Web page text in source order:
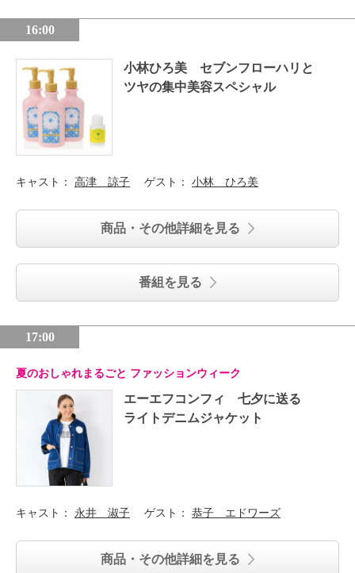
16:00
小林ひろ美 セブンフローハリと
ツヤの集中美容スペシャル
キャスト： 高津 諒子 ゲスト： 小林 ひろ美
商品・その他詳細を見る
番組を見る
17:00
夏のおしゃれまるごと ファッションウィーク
エーエフコンフィ 七夕に送る
ライトデニムジャケット
キャスト： 永井 淑子 ゲスト： 恭子 エドワーズ
商品・その他詳細を見る